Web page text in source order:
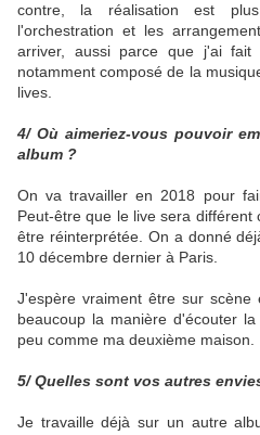
contre, la réalisation est
l'orchestration et les
arriver, aussi parce que j'ai
notamment composé de la
lives.
4/ Où aimeriez-vous pouvoir
album ?
On va travailler en 2018 pour
Peut-être que le live sera
être réinterprétée. On a donné
10 décembre dernier à Paris.
J'espère vraiment être sur
beaucoup la manière d'écouter
peu comme ma deuxième maison.
5/ Quelles sont vos autres
Je travaille déjà sur un autre